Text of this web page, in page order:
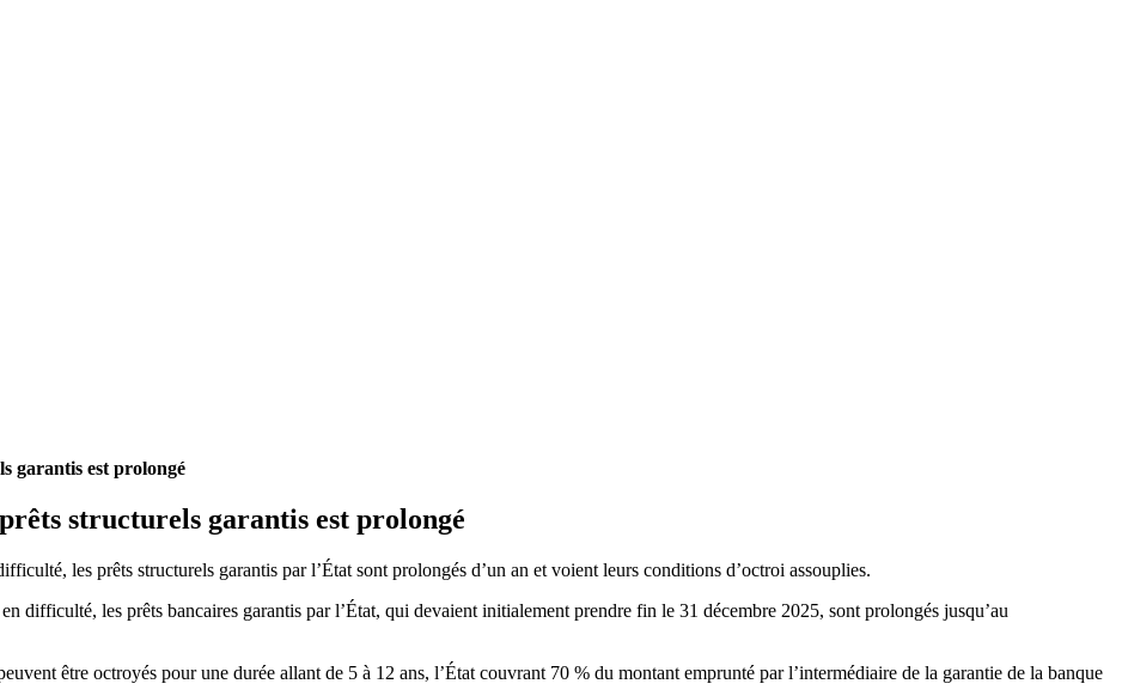
garantis est prolongé
structurels garantis est prolongé
les prêts structurels garantis par l’État sont prolongés d’un an et voient leurs conditions d’octroi assouplies.
difficulté, les prêts bancaires garantis par l’État, qui devaient initialement prendre fin le 31 décembre 2025, sont prolongés jusqu’au
être octroyés pour une durée allant de 5 à 12 ans, l’État couvrant 70 % du montant emprunté par l’intermédiaire de la garantie de la banque